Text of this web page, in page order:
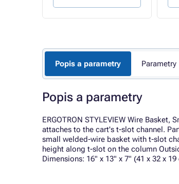
Popis a parametry Parametry
Popis a parametry
ERGOTRON STYLEVIEW Wire
attaches to the cart's t-slot channel.
small welded-wire basket with t-slot
height along t-slot on the column
Dimensions: 16" x 13" x 7" (41 x 32 x